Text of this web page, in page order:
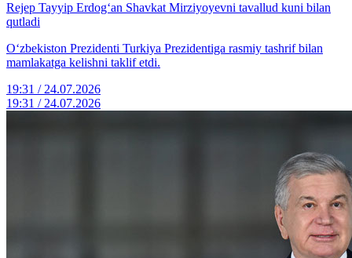
Rejep Tayyip Erdog‘an Shavkat Mirziyoyevni tavallud kuni bilan
qutladi
O‘zbekiston Prezidenti Turkiya Prezidentiga rasmiy tashrif bilan
mamlakatga kelishni taklif etdi.
19:31 / 24.07.2026
19:31 / 24.07.2026